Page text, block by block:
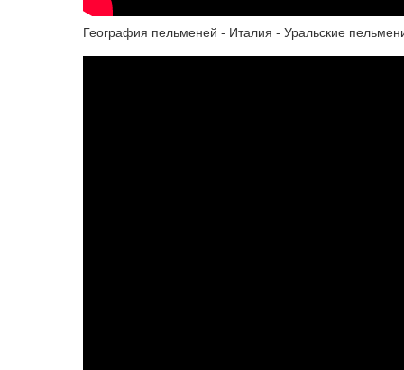
География пельменей - Италия - Уральские